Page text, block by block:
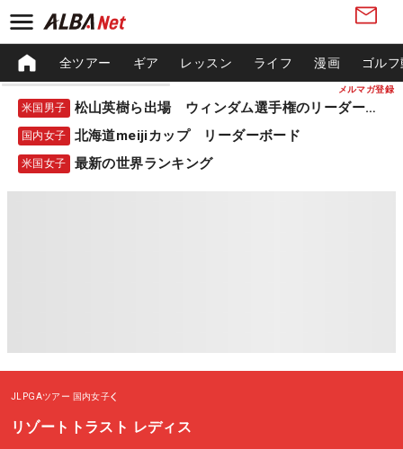
メルマガ登録
全ツアー ギア レッスン ライフ 漫画 ゴル
米国男子 松山英樹ら出場 ウィンダム選手権のリーダーボード
国内女子 北海道meijiカップ リーダーボード
米国女子 最新の世界ランキング
JLPGAツアー 国内女子
リゾートトラスト レディス